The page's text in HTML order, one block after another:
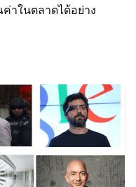
าในตลาดได้อย่าง